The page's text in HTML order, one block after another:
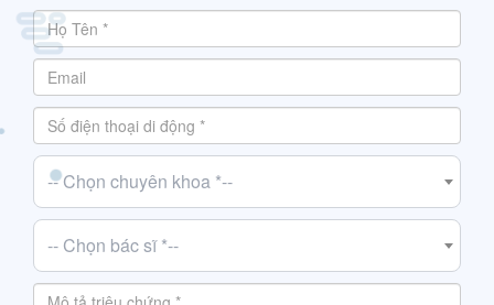
-- Chọn chuyên khoa *--
-- Chọn bác sĩ *--